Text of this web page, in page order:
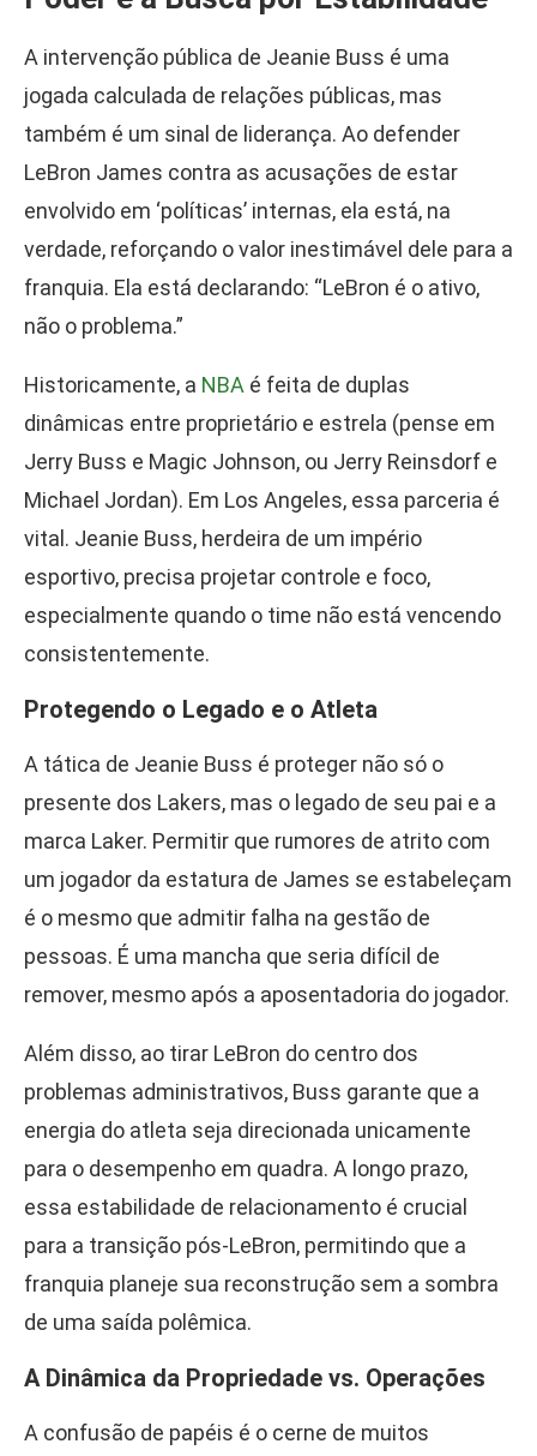
A intervenção pública de Jeanie Buss é uma
jogada calculada de relações públicas, mas
também é um sinal de liderança. Ao defender
LeBron James contra as acusações de estar
envolvido em ‘políticas’ internas, ela está, na
verdade, reforçando o valor inestimável dele para a
franquia. Ela está declarando: “LeBron é o ativo,
não o problema.”
Historicamente, a NBA é feita de duplas
dinâmicas entre proprietário e estrela (pense em
Jerry Buss e Magic Johnson, ou Jerry Reinsdorf e
Michael Jordan). Em Los Angeles, essa parceria é
vital. Jeanie Buss, herdeira de um império
esportivo, precisa projetar controle e foco,
especialmente quando o time não está vencendo
consistentemente.
Protegendo o Legado e o Atleta
A tática de Jeanie Buss é proteger não só o
presente dos Lakers, mas o legado de seu pai e a
marca Laker. Permitir que rumores de atrito com
um jogador da estatura de James se estabeleçam
é o mesmo que admitir falha na gestão de
pessoas. É uma mancha que seria difícil de
remover, mesmo após a aposentadoria do jogador.
Além disso, ao tirar LeBron do centro dos
problemas administrativos, Buss garante que a
energia do atleta seja direcionada unicamente
para o desempenho em quadra. A longo prazo,
essa estabilidade de relacionamento é crucial
para a transição pós-LeBron, permitindo que a
franquia planeje sua reconstrução sem a sombra
de uma saída polêmica.
A Dinâmica da Propriedade vs. Operações
A confusão de papéis é o cerne de muitos